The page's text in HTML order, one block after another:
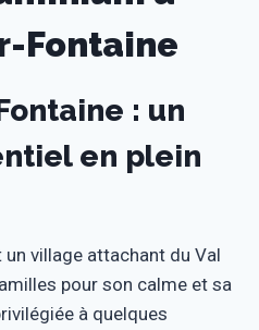
Fontaine
: un
en plein
village attachant du Val
pour son calme et sa
à quelques